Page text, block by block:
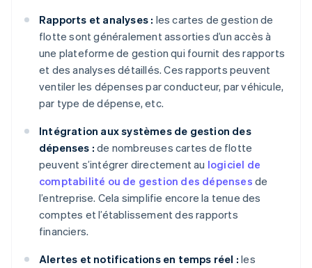
Rapports et analyses : les cartes de gestion de
flotte sont généralement assorties d’un accès à
une plateforme de gestion qui fournit des rapports
et des analyses détaillés. Ces rapports peuvent
ventiler les dépenses par conducteur, par véhicule,
par type de dépense, etc.
Intégration aux systèmes de gestion des
dépenses : de nombreuses cartes de flotte
peuvent s’intégrer directement au logiciel de
comptabilité ou de gestion des dépenses de
l’entreprise. Cela simplifie encore la tenue des
comptes et l’établissement des rapports
financiers.
Alertes et notifications en temps réel : les